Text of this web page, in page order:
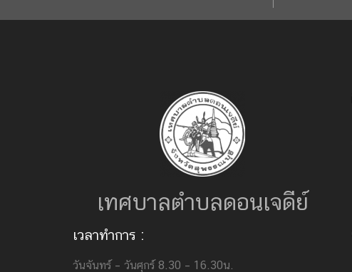
เทศบาลตำบลดอนเจดีย์
เวลาทำการ :
วันจันทร์ – วันศุกร์ 8.30 – 16.30น.